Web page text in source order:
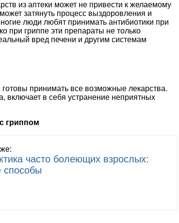
из аптеки может не привести к желаемому
затянуть процесс выздоровления и
люди любят принимать антибиотики при
при гриппе эти препараты не только
вред печени и другим системам
принимать все возможные лекарства.
включает в себя устранение неприятных
гриппом
часто болеющих взрослых:
способы